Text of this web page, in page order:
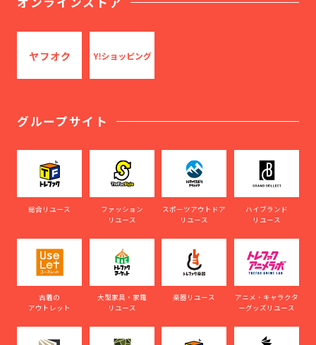
グループサイト
総合リユース
ファッション
リユース
スポーツアウトドア
リユース
ハイブランド
リユース
古着の
アウトレット
大型家具・家電
リユース
楽器リユース
アニメ・キャラクタ
ーグッズリユース